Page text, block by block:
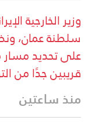
وزير الخارجية
سلطنة عمان،
على تحديد مسار
قريبين جدًا من
منذ ساعتين